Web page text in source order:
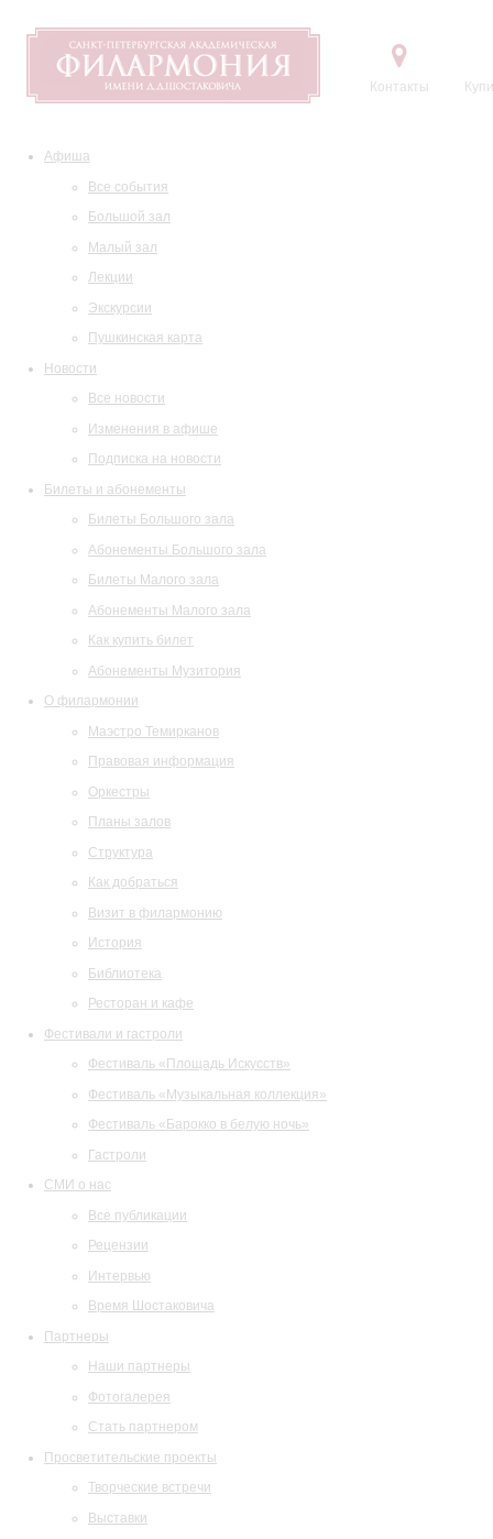
Контакты
Афиша
Все события
Большой зал
Малый зал
Лекции
Экскурсии
Пушкинская карта
Новости
Все новости
Изменения в афише
Подписка на новости
Билеты и абонементы
Билеты Большого зала
Абонементы Большого зала
Билеты Малого зала
Абонементы Малого зала
Как купить билет
Абонементы Музитория
О филармонии
Маэстро Темирканов
Правовая информация
Оркестры
Планы залов
Структура
Как добраться
Визит в филармонию
История
Библиотека
Ресторан и кафе
Фестивали и гастроли
Фестиваль «Площадь Искусств»
Фестиваль «Музыкальная коллекция»
Фестиваль «Барокко в белую ночь»
Гастроли
СМИ о нас
Все публикации
Рецензии
Интервью
Время Шостаковича
Партнеры
Наши партнеры
Фотогалерея
Стать партнером
Просветительские проекты
Творческие встречи
Выставки